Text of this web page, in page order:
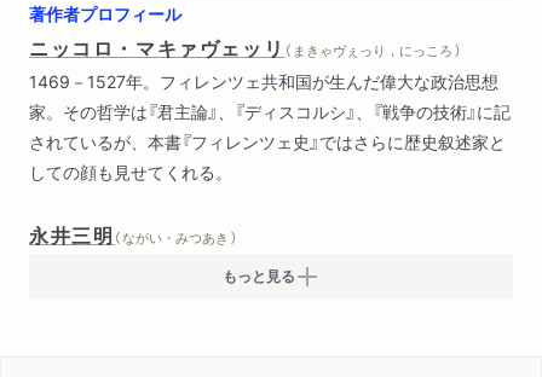
著作者プロフィール
ニッコロ・マキァヴェッリ （ まきゃヴぇっり，にっころ ）
1469－1527年。フィレンツェ共和国が生んだ偉大な政治思想
家。その哲学は『君主論』、『ディスコルシ』、『戦争の技術』に記
されているが、本書『フィレンツェ史』ではさらに歴史叙述家と
しての顔も見せてくれる。
永井三明 （ ながい・みつあき ）
もっと見る